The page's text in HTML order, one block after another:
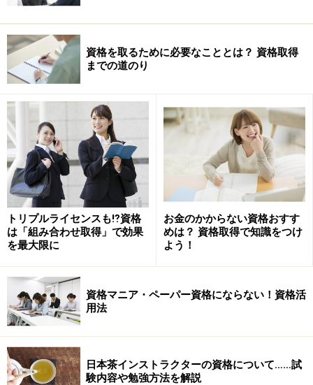
といったところを軸にして、婚活に役立つかもしれない
資格・検定を選んでみた。ということなので、「そんな
の弁護士とか、公認会計士とか、医者とかだろ？」的な
ミもフタもない突っ込みは、どうぞご遠慮いただきた
い。というか、そういういかにも系な資格と並行してプ
ラスアルファでこういうのも身につければいいじゃない
か！という視点で、ぜひご参考にされたし。
小型船舶操縦士
「君のために二人だけのクルーズを用意したよ」
男なら、やっぱりスポーツや体力で男らしさをアピール
したいもの。テニスやスノボもいいが、格好よさやイン
パクトで言ったら断然モーターボートではないだろう
か。筆記や実技の試験があり、一見取得がなかなか難し
そうな印象もあるが、スクールを利用すれば数日で取得
することも可能。
資格を取るために必要なこととは？ 資格取得
までの道のり
トリプルライセンスも⁉資格
は「組み合わせ取得」で効果
を最大限に
お金のかからない資格おすす
めは？ 資格取得で知識をつけ
よう！
資格マニア・ペーパー資格にならない！資格活
用法
日本茶インストラクターの資格について……試
験内容や勉強方法を解説